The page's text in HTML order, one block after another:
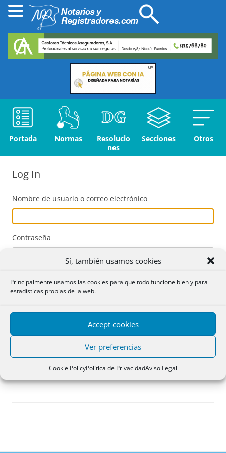
Sí, también usamos cookies
Principalmente usamos las cookies para que todo funcione bien y para
estadísticas propias de la web.
Accept cookies
Ver preferencias
Cookie PolicyPolítica de PrivacidadAviso Legal
Portada Normas
Resolucio
nes
Secciones Otros
Log In
Nombre de usuario o correo electrónico
Contraseña
Acceder
Registro
¿Has olvidado tu contraseña?